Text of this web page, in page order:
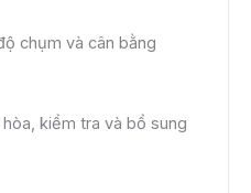
chụm và cân bằng
kiểm tra và bổ sung